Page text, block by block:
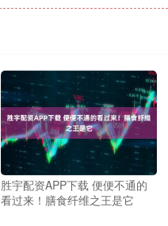
胜宇配资APP下载 便便不通的
看过来！膳食纤维之王是它